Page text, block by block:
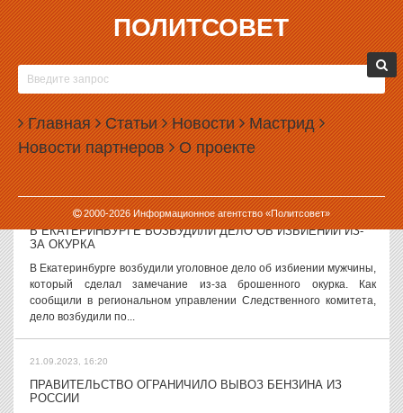
ПОЛИТСОВЕТ
Главная Статьи Новости Мастрид
Новости партнеров О проекте
2000-2026Информационное агентство «Политсовет»
21.09.2023, 17:50
В ЕКАТЕРИНБУРГЕ ПОДКЛЮЧИЛИ К ТЕПЛУ 920 ДОМОВ ИЗ
ПОЧТИ 8 ТЫСЯЧ
В Екатеринбурге подвели итоги первого этапа пуска тепла.
Отопление включили в большинстве социальных объектов и более
чем в 10% домов. О старте отопительного сезона отчитался
замглавы города...
21.09.2023, 17:06
В ЕКАТЕРИНБУРГЕ ВОЗБУДИЛИ ДЕЛО ОБ ИЗБИЕНИИ ИЗ-
ЗА ОКУРКА
В Екатеринбурге возбудили уголовное дело об избиении мужчины,
который сделал замечание из-за брошенного окурка. Как
сообщили в региональном управлении Следственного комитета,
дело возбудили по...
21.09.2023, 16:20
ПРАВИТЕЛЬСТВО ОГРАНИЧИЛО ВЫВОЗ БЕНЗИНА ИЗ
РОССИИ